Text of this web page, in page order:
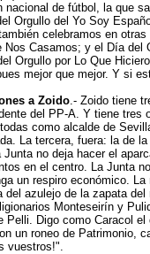
nacional de fútbol, la que
Orgullo del Yo Soy
celebramos en
Nos Casamos; y el Día del
Orgullo por Lo Que
mejor que mejor. Y si
a Zoido.- Zoido tiene
del PP-A. Y tiene tres
como alcalde de
La tercera, fuera: la de
no deja hacer el
en el centro. La Junta
un respiro económico.
del azulejo de la zapata
Monteseirín y
Pelli. Digo como Caracol
un roneo de Patrimonio,
vuestros!".